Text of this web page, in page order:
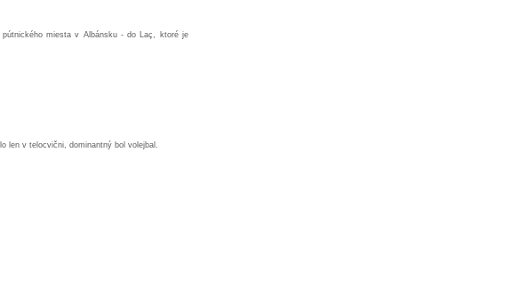
miesta v Albánsku - do Laç, ktoré je
len v telocvični, dominantný bol volejbal.